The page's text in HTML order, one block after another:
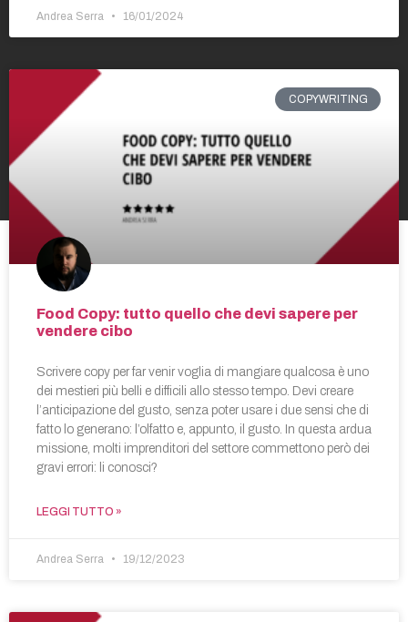
Andrea Serra 16/01/2024
COPYWRITING
Food Copy: tutto quello che devi sapere per
vendere cibo
Scrivere copy per far venir voglia di mangiare qualcosa è uno
dei mestieri più belli e difficili allo stesso tempo. Devi creare
l’anticipazione del gusto, senza poter usare i due sensi che di
fatto lo generano: l’olfatto e, appunto, il gusto. In questa ardua
missione, molti imprenditori del settore commettono però dei
gravi errori: li conosci?
LEGGI TUTTO »
Andrea Serra 19/12/2023